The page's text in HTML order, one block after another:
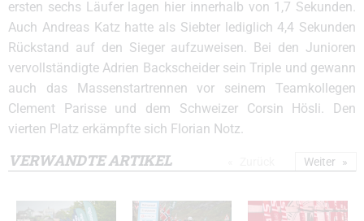
ersten sechs Läufer lagen hier innerhalb von 1,7 Sekunden.
Auch Andreas Katz hatte als Siebter lediglich 4,4 Sekunden
Rückstand auf den Sieger aufzuweisen. Bei den Junioren
vervollständigte Adrien Backscheider sein Triple und gewann
auch das Massenstartrennen vor seinem Teamkollegen
Clement Parisse und dem Schweizer Corsin Hösli. Den
vierten Platz erkämpfte sich Florian Notz.
VERWANDTE ARTIKEL Weiter